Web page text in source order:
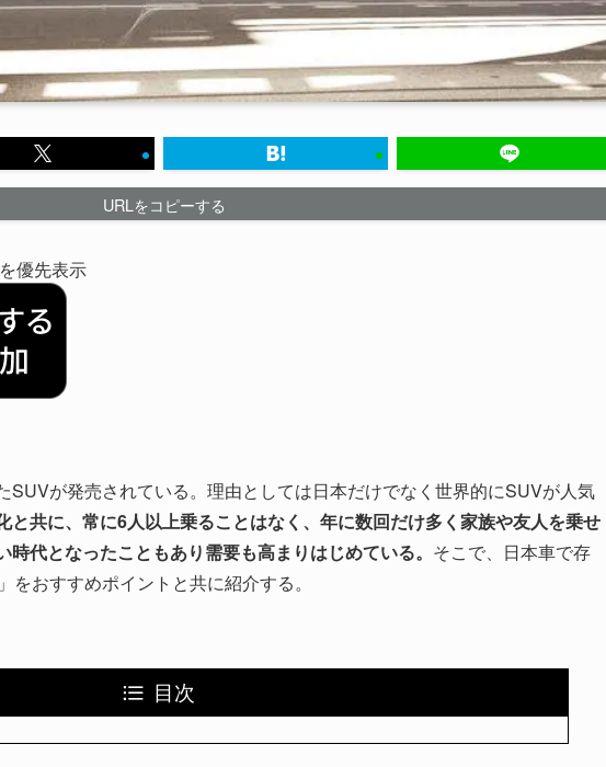
URLをコピーする
優先表示
SUVが発売されている。理由としては日本だけでなく世界的にSUVが人気
と共に、常に6人以上乗ることはなく、年に数回だけ多く家族や友人を乗せ
代となったこともあり需要も高まりはじめている。 そこで、日本車で存
おすすめポイントと共に紹介する。
目次